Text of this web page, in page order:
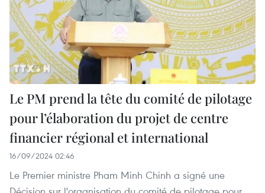
Le PM prend la tête du comité de pilotage
pour l’élaboration du projet de centre
financier régional et international
16/09/2024 02:46
Le Premier ministre Pham Minh Chinh a signé une